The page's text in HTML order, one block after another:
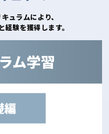
ュラムにより、
経験を獲得します。